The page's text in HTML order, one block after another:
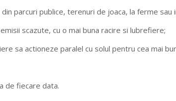
parcuri publice, terenuri de joaca, la ferme sau
scazute, cu o mai buna racire si lubrefiere;
sa actioneze paralel cu solul pentru cea mai
de fiecare data.